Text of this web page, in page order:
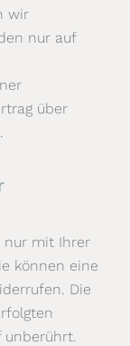
wir
nur auf
über
nur mit Ihrer
können eine
Die
unberührt.